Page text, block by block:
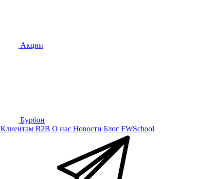
Акции
Бурбон
Клиентам B2B О нас Новости Блог FWSchool